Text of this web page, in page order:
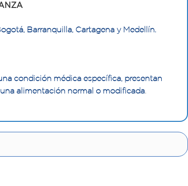
Barranquilla, Cartagena y Medellín.
condición médica específica, presentan
alimentación normal o modificada.